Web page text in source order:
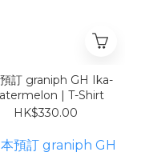
預訂 graniph GH Ika-
| T-Shirt
HK$330.00